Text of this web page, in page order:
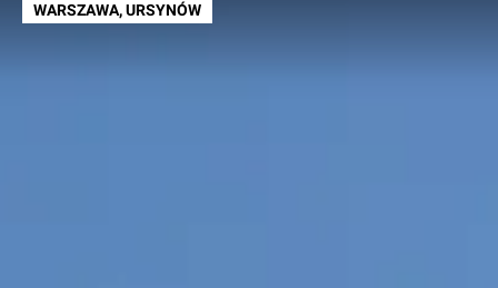
WARSZAWA, URSYNÓW